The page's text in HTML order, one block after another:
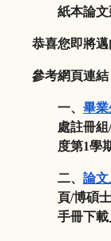
紙本論
恭喜您即將邁
參考網頁連結
一、 畢業
處註冊組/
度第1學
二、 論
頁/博碩
手冊下